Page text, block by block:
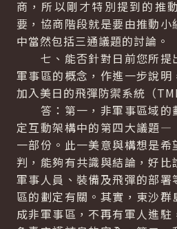
商，所以剛才特別提到的推
要，協商階段就是要由推動
中當然包括三通議題的討論。
七、能否針對日前您所提
軍事區的概念，作進一步說
加入美日的飛彈防禦系統（
答：第一，非軍事區域的
定互動架構中的第四大議題—
一部份。此一美意與構想是
判，能夠有共識與結論，好
軍事人員、裝備及飛彈的部
區的劃定有關。其實，東沙
成非軍事區，不再有軍人進